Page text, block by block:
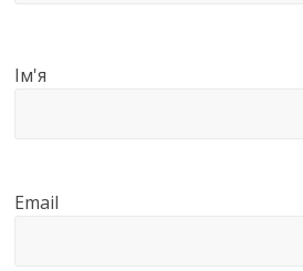
Ім'я
Email